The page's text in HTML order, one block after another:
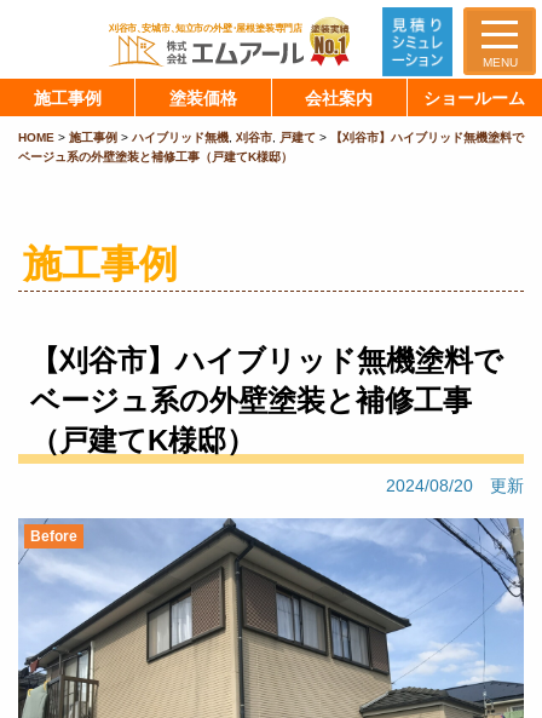
MENU
施工事例 塗装価格 会社案内 ショールーム
HOME > 施工事例 > ハイブリッド無機, 刈谷市, 戸建て >
【刈谷市】ハイブリッド無機塗料で
ベージュ系の外壁塗装と補修工事（戸建てK様邸）
施工事例
【刈谷市】ハイブリッド無機塗料で
ベージュ系の外壁塗装と補修工事
（戸建てK様邸）
2024/08/20 更新
Before